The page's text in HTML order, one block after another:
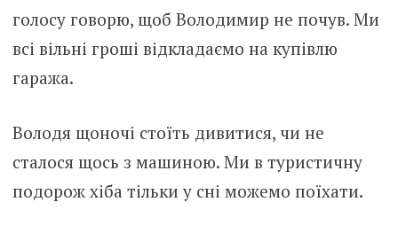
голосу говорю, щоб Володимир не почув. Ми
всі вільні гроші відкладаємо на купівлю
гаража.
Володя щоночі стоїть дивитися, чи не
сталося щось з машиною. Ми в туристичну
подорож хіба тільки у сні можемо поїхати.